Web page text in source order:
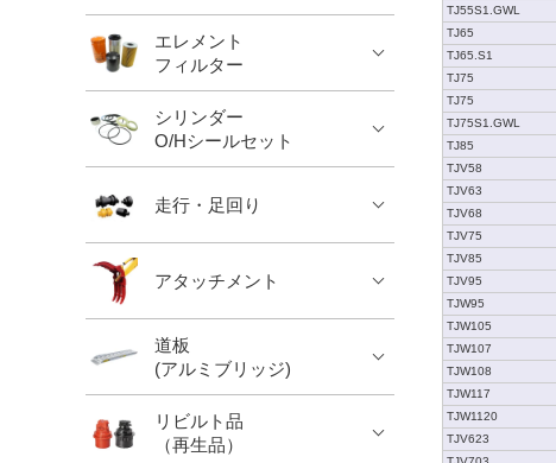
TJ55S1.GWL
TJ65
TJ65.S1
TJ75
TJ75
TJ75S1.GWL
TJ85
TJV58
TJV63
TJV68
TJV75
TJV85
TJV95
TJW95
TJW105
TJW107
TJW108
TJW117
TJW1120
TJV623
エレメント
フィルター
シリンダー
O/Hシールセット
走行・足回り
アタッチメント
道板
(アルミブリッジ)
リビルト品
（再生品）